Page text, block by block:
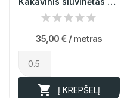
35,00 € / metras
 Į KREPŠELĮ